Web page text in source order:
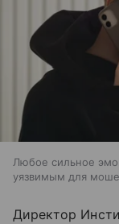
Любое сильное
уязвимым для
Директор